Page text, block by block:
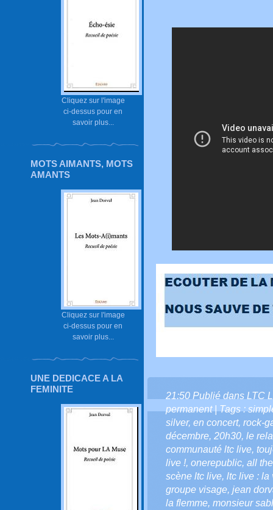
Cliquez sur l'image
ci-dessus pour en
savoir plus...
MOTS AIMANTS, MOTS
AMANTS
Cliquez sur l'image
ci-dessus pour en
savoir plus...
UNE DEDICACE A LA
FEMINITE
21:50 Publié dans LTC
permanent| Tags :
silver, en concert, rock-
décembre, 20h30, le
communauté ltc live,
live !, onerepublic, all
scène ltc live, ltc live : la
groupe visage, jean
la flemme, monsieur